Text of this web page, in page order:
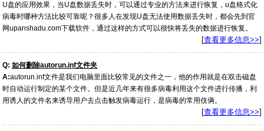
U盘的应用效果，当U盘数据丢失时，可以通过专业的方法来进行恢复，u盘格式化
病毒时哪种方法比较可靠呢？很多人在发现U盘无法使用数据丢失时，都会先到官
网upanshadu.com下载软件，通过这样的方式可以很快将丢失的数据进行恢复。
[查看更多信息>>]
Q: 如何删除autorun.inf文件夹
A:autorun.inf文件是我们电脑里面比较常见的文件之一，他的作用就是在双击磁盘
时自动运行制定的某个文件。但是近几年来有很多病毒利用这个文件进行传播，利
用诱人的文件名来诱导用户去点击触发病毒运行，是病毒的常用伎俩。
[查看更多信息>>]